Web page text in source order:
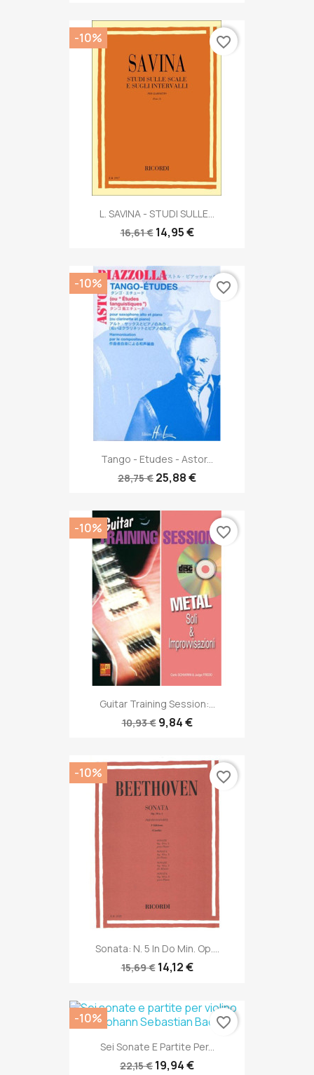
L. SAVINA - STUDI SULLE...
16,61 € 14,95 €
-10% favorite_border
Tango - Etudes - Astor...
28,75 € 25,88 €
-10% favorite_border
Guitar Training Session:...
10,93 € 9,84 €
-10% favorite_border
Sonata: N. 5 In Do Min. Op....
15,69 € 14,12 €
-10% favorite_border
Sei Sonate E Partite Per...
22,15 € 19,94 €
-10% favorite_border